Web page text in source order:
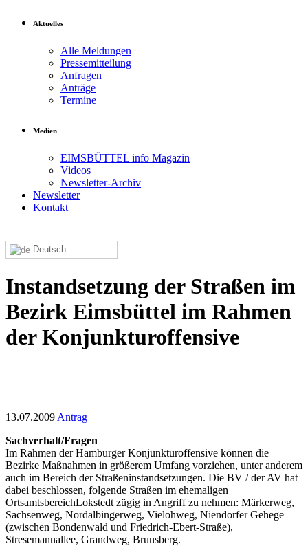
Aktuelles
Alle Meldungen
Pressemitteilung
Anfragen
Anträge
Termine
Medien
EIMSBÜTTEL info Magazin
Videos
Newsletter-Archiv
Newsletter
Kontakt
Deutsch
Instandsetzung der Straßen im
Bezirk Eimsbüttel im Rahmen
der Konjunkturoffensive
13.07.2009 Antrag
Sachverhalt/Fragen
Im Rahmen der Hamburger Konjunkturoffensive können die
Bezirke Maßnahmen in größerem Umfang vorziehen, unter anderem
auch im Bereich der Straßeninstandsetzungen. Die BV / der AV hat
dabei beschlossen, folgende Straßen im ehemaligen
OrtsamtsbereichLokstedt zügig in Angriff zu nehmen: Märkerweg,
Sachsenweg, Nordalbingerweg, Vielohweg, Niendorfer Gehege
(zwischen Bondenwald und Friedrich-Ebert-Straße),
Stresemannallee, Grandweg, Brunsberg.